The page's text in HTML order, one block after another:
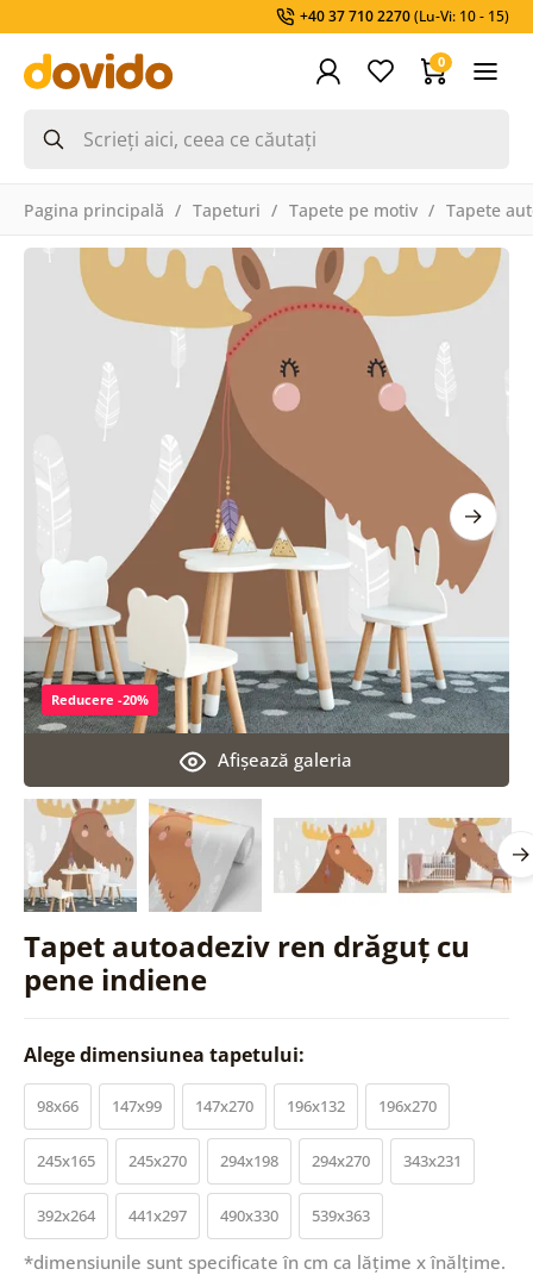
+40 37 710 2270(Lu-Vi: 10 - 15)
0
Pagina principală Tapeturi Tapete pe motiv Tapete
Tapet autoadeziv ren drăguț cu
pene indiene
Afişează galeria
Reducere -20%
Alege dimensiunea tapetului:
98x66 147x99 147x270 196x132 196x270
245x165 245x270 294x198 294x270 343x231
392x264 441x297 490x330 539x363
*dimensiunile sunt specificate în cm ca lățime x înălțime.